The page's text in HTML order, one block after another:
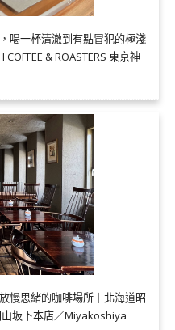
喝一杯清澈到有點冒犯的極淺
& ROASTERS 東京神
慢思緒的咖啡場所｜北海道昭
坂下本店／Miyakoshiya